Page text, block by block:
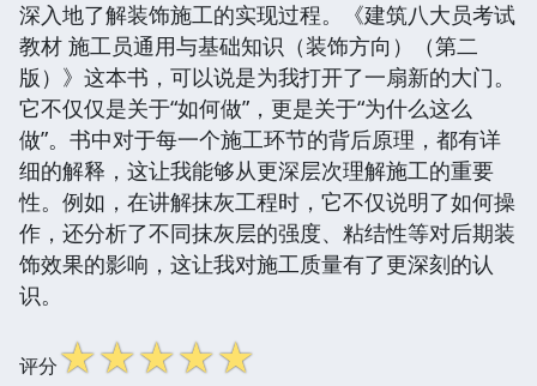
深入地了解装饰施工的实现过程。《建筑八大员考试
教材 施工员通用与基础知识（装饰方向）（第二
版）》这本书，可以说是为我打开了一扇新的大门。
它不仅仅是关于“如何做”，更是关于“为什么这么
做”。书中对于每一个施工环节的背后原理，都有详
细的解释，这让我能够从更深层次理解施工的重要
性。例如，在讲解抹灰工程时，它不仅说明了如何操
作，还分析了不同抹灰层的强度、粘结性等对后期装
饰效果的影响，这让我对施工质量有了更深刻的认
识。
评分☆☆☆☆☆